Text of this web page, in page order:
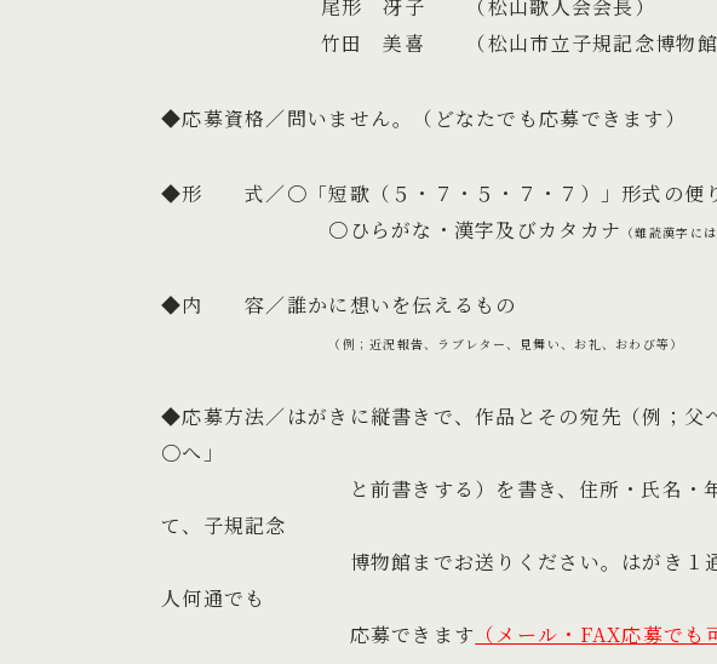
尾形 冴子 （松山歌人会会長）
竹田 美喜 （松山市立子規記念博物館館
◆応募資格／問いません。（どなたでも応募できます）
◆形 式／〇「短歌（５・７・５・７・７）」形式の便
〇ひらがな・漢字及びカタカナ （難読漢字に
◆内 容／誰かに想いを伝えるもの
（例；近況報告、ラブレター、見舞い、お礼、おわび等）
◆応募方法／はがきに縦書きで、作品とその宛先（例；父
〇へ」
と前書きする）を書き、住所・氏名・年齢・
て、子規記念
博物館までお送りください。はがき１通につ
人何通でも
応募できます （メール・FAX応募でも